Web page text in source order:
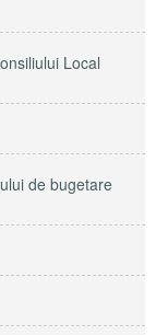
Local
de bugetare